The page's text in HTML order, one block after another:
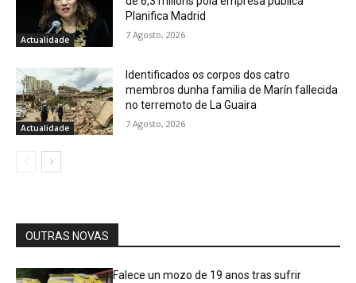
Actualidade
Planifica Madrid
7 Agosto, 2026
Actualidade
Identificados os corpos dos catro
membros dunha familia de Marín fallecida
no terremoto de La Guaira
7 Agosto, 2026
OUTRAS NOVAS
Falece un mozo de 19 anos tras sufrir